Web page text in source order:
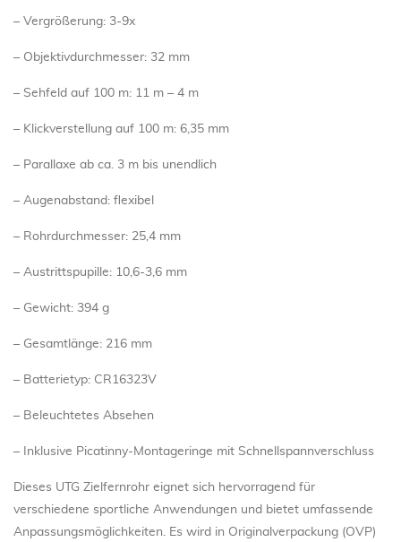
– Vergrößerung: 3-9x
– Objektivdurchmesser: 32 mm
– Sehfeld auf 100 m: 11 m – 4 m
– Klickverstellung auf 100 m: 6,35 mm
– Parallaxe ab ca. 3 m bis unendlich
– Augenabstand: flexibel
– Rohrdurchmesser: 25,4 mm
– Austrittspupille: 10,6-3,6 mm
– Gewicht: 394 g
– Gesamtlänge: 216 mm
– Batterietyp: CR16323V
– Beleuchtetes Absehen
– Inklusive Picatinny-Montageringe mit Schnellspannverschluss
Dieses UTG Zielfernrohr eignet sich hervorragend für
verschiedene sportliche Anwendungen und bietet umfassende
Anpassungsmöglichkeiten. Es wird in Originalverpackung (OVP)